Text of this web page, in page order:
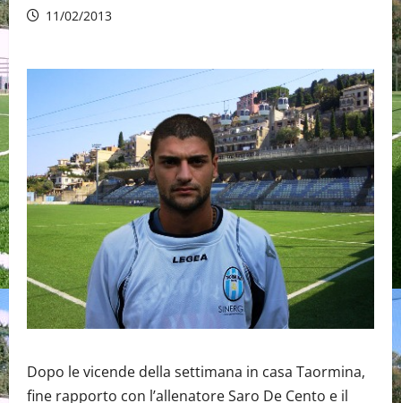
11/02/2013
Dopo le vicende della settimana in casa Taormina,
fine rapporto con l’allenatore Saro De Cento e il